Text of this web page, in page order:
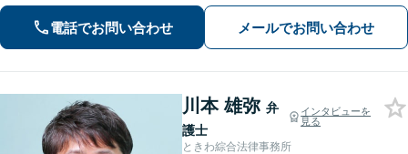
の解決に当たります。離婚・交通事
故・債務整理をはじめとする諸問題に
お困りの際はまずはご相談下さい。
電話でお問い合わせ メールでお問い合わせ
川本 雄弥 弁
護士
インタビューを
見る
ときわ綜合法律事務所